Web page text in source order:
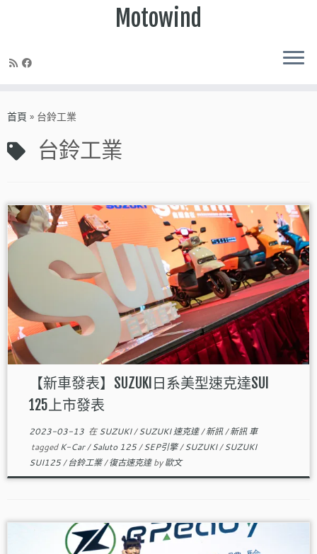
to
Motowind
首頁 » 台鈴工業
台鈴工業
【新車發表】SUZUKI日系美型速克達SUI
125上市發表
2023-03-13在SUZUKI/SUZUKI 速克達/新訊/新訊 車
taggedK-Car/Saluto 125/SEP引擎/SUZUKI/SUZUKI
SUI125/台鈴工業/復古速克達by歐文